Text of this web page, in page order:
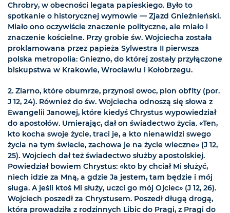
Chrobry, w obecności legata papieskiego. Było to
spotkanie o historycznej wymowie — Zjazd Gnieźnieński.
Miało ono oczywiście znaczenie polityczne, ale miało i
znaczenie kościelne. Przy grobie św. Wojciecha została
proklamowana przez papieża Sylwestra II pierwsza
polska metropolia: Gniezno, do której zostały przyłączone
biskupstwa w Krakowie, Wrocławiu i Kołobrzegu.
2. Ziarno, które obumrze, przynosi owoc, plon obfity (por.
J 12, 24). Również do św. Wojciecha odnoszą się słowa z
Ewangelii Janowej, które kiedyś Chrystus wypowiedział
do apostołów. Umierając, dał on świadectwo życia. «Ten,
kto kocha swoje życie, traci je, a kto nienawidzi swego
życia na tym świecie, zachowa je na życie wieczne» (J 12,
25). Wojciech dał też świadectwo służby apostolskiej.
Powiedział bowiem Chrystus: «kto by chciał Mi służyć,
niech idzie za Mną, a gdzie Ja jestem, tam będzie i mój
sługa. A jeśli ktoś Mi służy, uczci go mój Ojciec» (J 12, 26).
Wojciech poszedł za Chrystusem. Poszedł długą drogą,
która prowadziła z rodzinnych Libic do Pragi, z Pragi do